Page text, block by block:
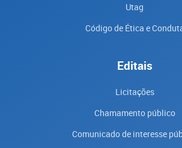
Utag
Código de Ética e
Editais
Licitações
Chamamento público
Comunicado de interesse